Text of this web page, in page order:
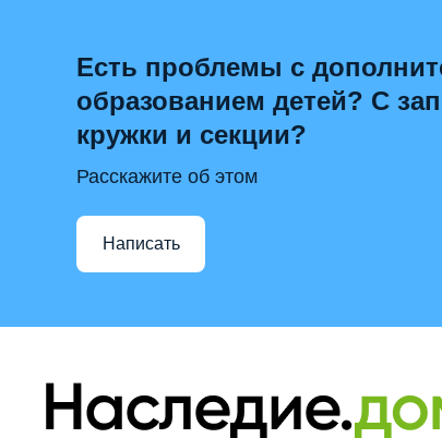
Есть проблемы с
образованием детей? С
кружки и секции?
Расскажите об этом
Написать